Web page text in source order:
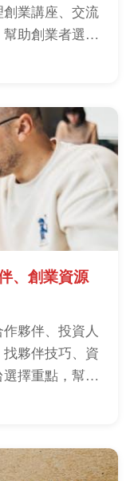
業講座、交流
助創業者選擇
、創業資源
夥伴、投資人
夥伴技巧、資
擇重點，幫助